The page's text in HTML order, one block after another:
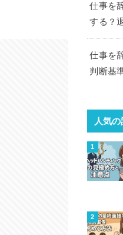
仕事を
する？
仕事を
判断基
人気